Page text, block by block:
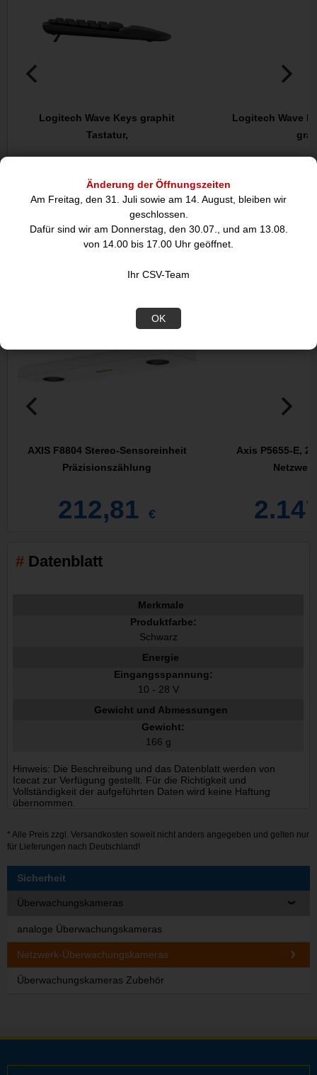
Änderung der Öffnungszeiten
Am Freitag, den 31. Juli sowie am 14. August, bleiben wir
geschlossen.
Dafür sind wir am Donnerstag, den 30.07., und am 13.08.
von 14.00 bis 17.00 Uhr geöffnet.
Ihr CSV-Team
OK
Logitech Wave Keys graphit
Tastatur,
69,51 €
Logitech Wave
DIESE ARTIKEL KÖNNTEN SIE
AXIS F8804 Stereo-Sensoreinheit
Präzisionszählung
212,81 €
Axis P5655-E,
Datenblatt
Merkmale
Produktfarbe:
Schwarz
Energie
Eingangsspannung:
10 - 28 V
Gewicht und Abmessungen
Gewicht:
166 g
Hinweis: Die Beschreibung und das Datenblatt werden von
Icecat zur Verfügung gestellt. Für die Richtigkeit und
Vollständigkeit der aufgeführten Daten wird keine Haftung
übernommen.
* Alle Preis zzgl. Versandkosten soweit nicht anders angegeben und gelten nur
für Lieferungen nach Deutschland!
Sicherheit
Überwachungskameras
analoge Überwachungskameras
Netzwerk-Überwachungskameras
Überwachungskameras Zubehör